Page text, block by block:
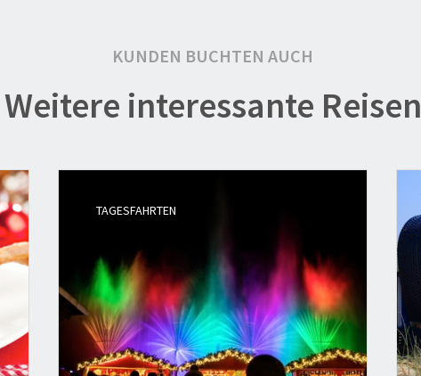
KUNDEN BUCHTEN AUCH
Weitere interessante Reisen
TAGESFAHRTEN